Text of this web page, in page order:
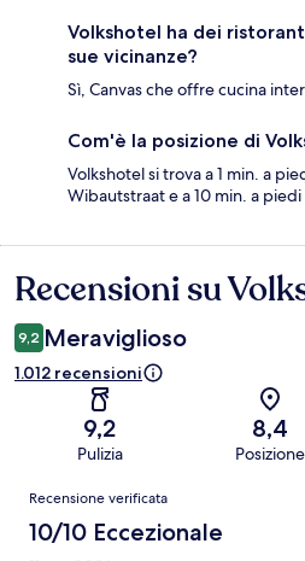
Volkshotel ha dei
sue vicinanze?
Sì, Canvas che offre cucina
Com'è la posizione di
Volkshotel si trova a 1 min. a
Wibautstraat e a 10 min. a
Recensioni
Recensioni su
9,2 Meraviglioso
1.012 recensioni
9,2
Pulizia
8,4
Posizione
Recensioni
Recensione verificata
10/10 Eccezionale